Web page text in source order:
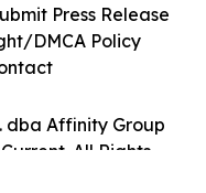
dba Affinity Group
All Rights
Press Release
DMCA Policy